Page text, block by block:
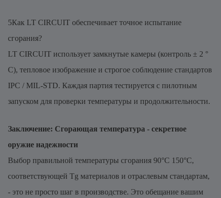
5Как LT CIRCUIT обеспечивает точное испытание
сгорания?
LT CIRCUIT использует замкнутые камеры (контроль ± 2 °
C), тепловое изображение и строгое соблюдение стандартов
IPC / MIL-STD. Каждая партия тестируется с пилотным
запуском для проверки температуры и продолжительности.
Заключение: Сгорающая температура - секретное
оружие надежности
Выбор правильной температуры сгорания 90°С 150°С,
соответствующей Tg материалов и отраслевым стандартам,
- это не просто шаг в производстве. Это обещание вашим